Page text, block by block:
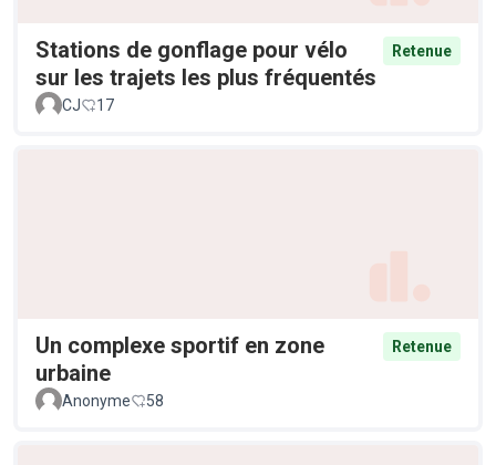
Stations de gonflage pour vélo
sur les trajets les plus fréquentés
Retenue
CJ 17
Un complexe sportif en zone
urbaine
Retenue
Anonyme 58